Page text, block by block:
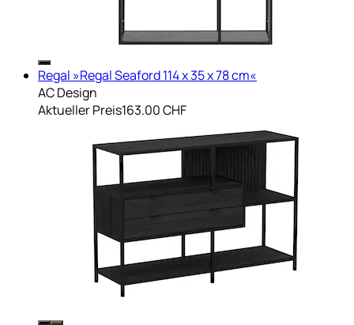
Regal »Regal Seaford 114 x 35 x 78 cm«
AC Design
Aktueller Preis163.00 CHF